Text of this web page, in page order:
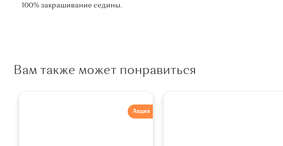
100% закрашивание седины.
Вам также может понравиться
Акция